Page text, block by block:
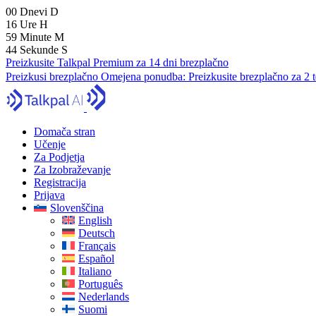
00 Dnevi D
16 Ure H
59 Minute M
43 Sekunde S
Preizkusite Talkpal Premium za 14 dni brezplačno
Preizkusi brezplačno Omejena ponudba: Preizkusite brezplačno za 2
Domača stran
Učenje
Za Podjetja
Za Izobraževanje
Registracija
Prijava
Slovenščina
English
Deutsch
Français
Español
Italiano
Português
Nederlands
Suomi